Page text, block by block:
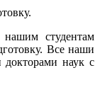
студентам
Все наши
докторами наук с